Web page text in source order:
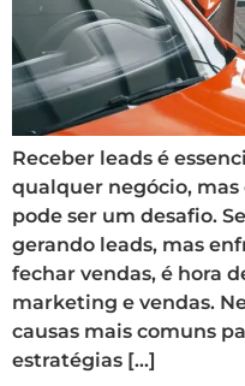
Receber leads é
qualquer negócio,
pode ser um desafio.
gerando leads, mas
fechar vendas, é hora
marketing e vendas.
causas mais comuns
estratégias […]